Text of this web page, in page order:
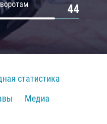
44
статистика
Медиа